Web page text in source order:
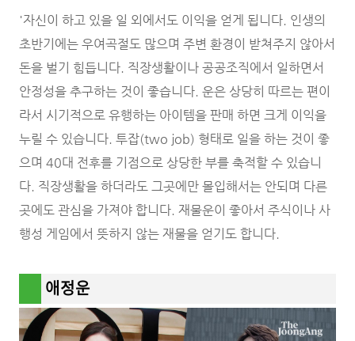
'자신이 하고 있을 일 외에서도 이익을 얻게 됩니다. 인생의
초반기에는 우여곡절도 많으며 주변 환경이 받쳐주지 않아서
돈을 벌기 힘듭니다. 직장생활이나 공공조직에서 일하면서
안정성을 추구하는 것이 좋습니다. 운은 상당히 따르는 편이
라서 시기적으로 유행하는 아이템을 판매 하면 크게 이익을
누릴 수 있습니다. 투잡(two job) 형태로 일을 하는 것이 좋
으며 40대 전후를 기점으로 상당한 부를 축적할 수 있습니
다. 직장생활을 하더라도 그곳에만 몰입해서는 안되며 다른
곳에도 관심을 가져야 합니다. 재물운이 좋아서 주식이나 사
행성 게임에서 뜻하지 않는 재물을 얻기도 합니다.
애정운